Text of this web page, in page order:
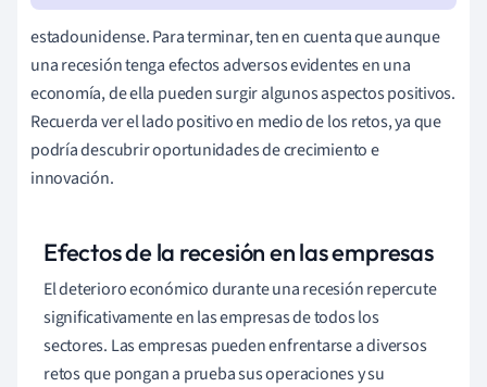
estadounidense. Para terminar, ten en cuenta que aunque
una recesión tenga efectos adversos evidentes en una
economía, de ella pueden surgir algunos aspectos positivos.
Recuerda ver el lado positivo en medio de los retos, ya que
podría descubrir oportunidades de crecimiento e
innovación.
Efectos de la recesión en las empresas
El deterioro económico durante una recesión repercute
significativamente en las empresas de todos los
sectores. Las empresas pueden enfrentarse a diversos
retos que pongan a prueba sus operaciones y su